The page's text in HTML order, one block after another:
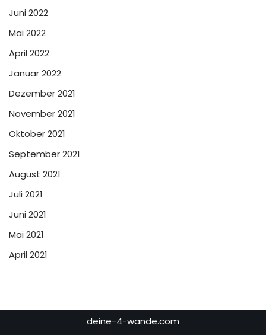
Juni 2022
Mai 2022
April 2022
Januar 2022
Dezember 2021
November 2021
Oktober 2021
September 2021
August 2021
Juli 2021
Juni 2021
Mai 2021
April 2021
deine-4-wände.com